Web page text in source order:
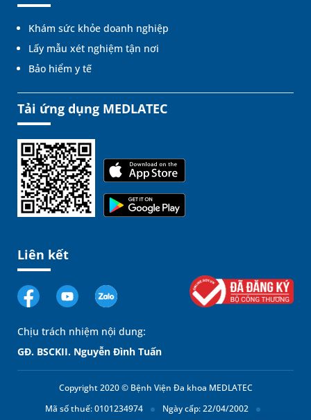
Khám sức khỏe doanh nghiệp
Lấy mẫu xét nghiệm tận nơi
Bảo hiểm y tế
Tải ứng dụng MEDLATEC
Liên kết
Chịu trách nhiệm nội dung:
GĐ. BSCKII. Nguyễn Đình Tuấn
Copyright 2020 © Bệnh Viện Đa khoa MEDLATEC
Mã số thuế: 0101234974
Ngày cấp: 22/04/2002